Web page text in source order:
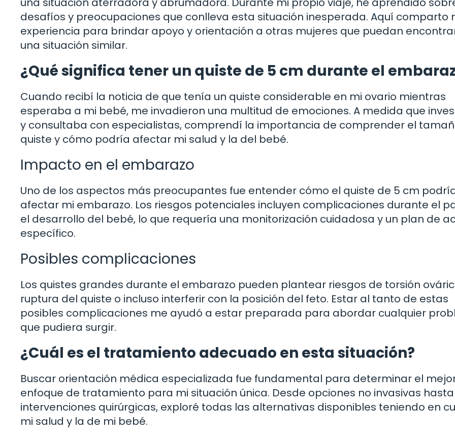
desafíos y preocupaciones que conlleva esta situación inesperada. Aquí comparto
experiencia para brindar apoyo y orientación a otras mujeres que puedan
una situación similar.
¿Qué significa tener un quiste de 5 cm durante el
Cuando recibí la noticia de que tenía un quiste considerable en mi ovario mientras
esperaba a mi bebé, me invadieron una multitud de emociones. A medida que
y consultaba con especialistas, comprendí la importancia de comprender el
quiste y cómo podría afectar mi salud y la del bebé.
Impacto en el embarazo
Uno de los aspectos más preocupantes fue entender cómo el quiste de 5 cm
afectar mi embarazo. Los riesgos potenciales incluyen complicaciones durante el
el desarrollo del bebé, lo que requería una monitorización cuidadosa y un plan de
específico.
Posibles complicaciones
Los quistes grandes durante el embarazo pueden plantear riesgos de torsión
ruptura del quiste o incluso interferir con la posición del feto. Estar al tanto de estas
posibles complicaciones me ayudó a estar preparada para abordar cualquier
que pudiera surgir.
¿Cuál es el tratamiento adecuado en esta situación?
Buscar orientación médica especializada fue fundamental para determinar el
enfoque de tratamiento para mi situación única. Desde opciones no invasivas hasta
intervenciones quirúrgicas, exploré todas las alternativas disponibles teniendo en
mi salud y la de mi bebé.